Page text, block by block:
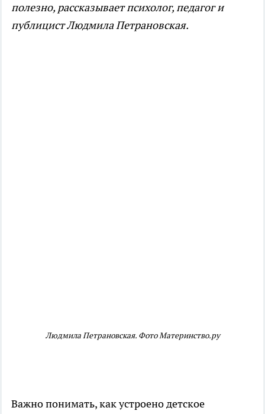
полезно, рассказывает психолог, педагог и
публицист Людмила Петрановская.
Людмила Петрановская. Фото Материнство.ру
Важно понимать, как устроено детское